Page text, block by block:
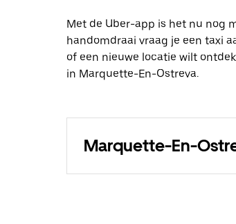
Met de Uber-app is het nu nog
handomdraai vraag je een taxi
of een nieuwe locatie wilt
in Marquette-En-Ostreva.
Marquette-En-